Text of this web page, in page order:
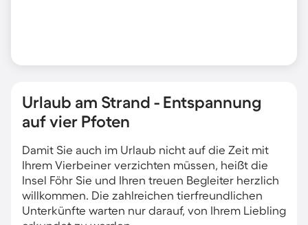
Urlaub am Strand - Entspannung
auf vier Pfoten
Damit Sie auch im Urlaub nicht auf die Zeit mit
Ihrem Vierbeiner verzichten müssen, heißt die
Insel Föhr Sie und Ihren treuen Begleiter herzlich
willkommen. Die zahlreichen tierfreundlichen
Unterkünfte warten nur darauf, von Ihrem Liebling